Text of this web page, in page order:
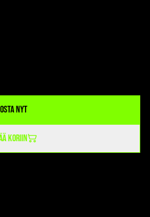
Osta nyt
koriin